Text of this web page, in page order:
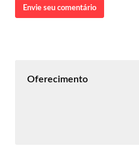
Envie seu comentário
Oferecimento